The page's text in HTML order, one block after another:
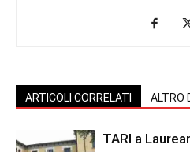
ARTICOLI CORRELATI ALTRO
TARI a